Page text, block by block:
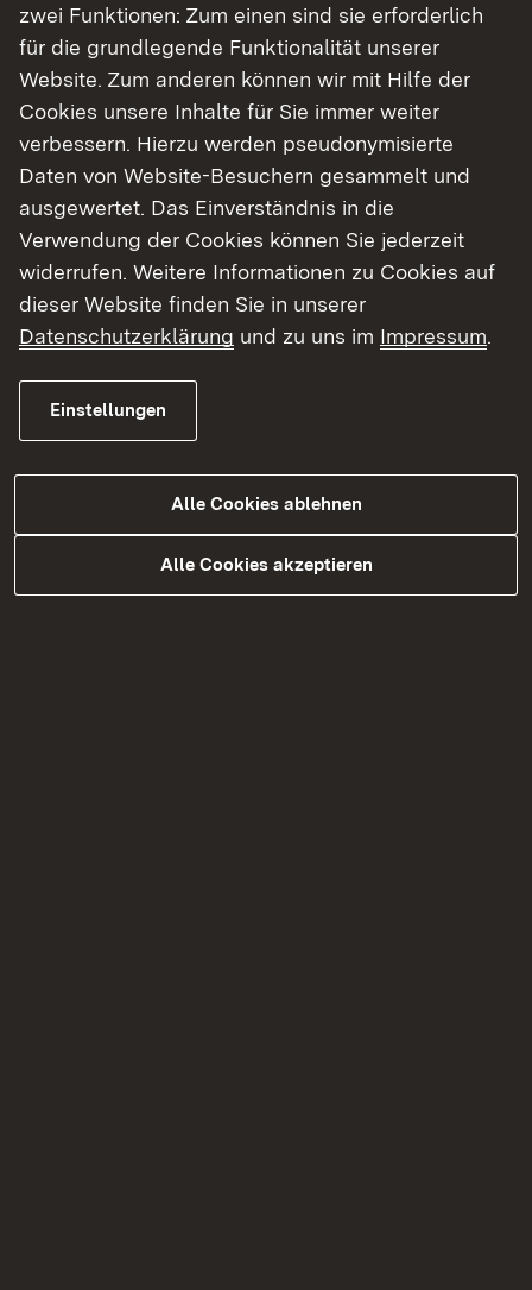
Wählen Sie ein Regierungs-Präsidium. Es öffnet
sich die passende Internet-Seite.
Unter der Auswahl stehen beispielsweise 5
Presse.
Über uns.
Themen.
Service
Karriere
Die Wörter unterscheiden sich je nach
Regierungs-Präsidium.
Klicken Sie auf ein Wort.
Dann kommen Sie auf eine neue Seite.
Dort stehen die Informationen zu dem Thema.
zwei Funktionen: Zum einen sind sie erforderlich
für die grundlegende Funktionalität unserer
Website. Zum anderen können wir mit Hilfe der
Cookies unsere Inhalte für Sie immer weiter
verbessern. Hierzu werden pseudonymisierte
Daten von Website-Besuchern gesammelt und
ausgewertet. Das Einverständnis in die
Verwendung der Cookies können Sie jederzeit
widerrufen. Weitere Informationen zu Cookies auf
dieser Website finden Sie in unserer
Datenschutzerklärung und zu uns im Impressum.
Einstellungen
Alle Cookies ablehnen
Alle Cookies akzeptieren